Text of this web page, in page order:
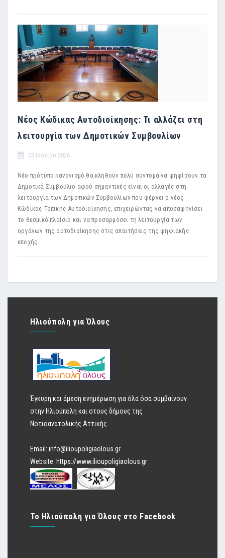
Νέος Κώδικας Αυτοδιοίκησης: Τι αλλάζει στη
λειτουργία των Δημοτικών Συμβουλίων
03 Ιουνίου 2026
Νέο πρότυπο κανονισμό θα κληθούν πολύ σύντομα να ψηφίσουν τα
Δημοτικά Συμβούλιο αφού σημαντικές είναι οι αλλαγές στη
λειτουργία των Δημοτικών Συμβουλίων που φέρνει ο νέος
Κώδικας Τοπικής Αυτοδιοίκησης, επιχειρώντας να αποσαφηνίσει
το θεσμικό πλαίσιο και να προσαρμόσει τη λειτουργία των
οργάνων της αυτοδιοίκησης στις απαιτήσεις της ψηφιακής
εποχής.
Ηλιούπολη για Όλους
Έγκυρη και άμεση ενημέρωση για όλα όσα συμβαίνουν
στην Ηλιούπολη και στους δήμους της
Νοτιοανατολικής Αττικής.
Email: info@ilioupoligiaolous.gr
Website: https://www.ilioupoligiaolous.gr
Το Ηλιούπολη για Όλους στο Facebook